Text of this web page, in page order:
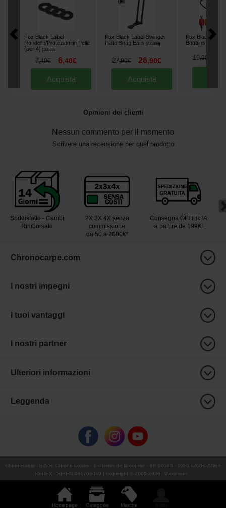
Homepage Categorie Marche
Fox Black Label
Rondelle/Protezioni in Pelle
(per 4)
[205328]
7,40€ 6,40€
Acquista
Fox Black Label Swinger
Plate Snag Ears
[205399]
27,90€ 26,90€
Acquista
Fox Black
Bobbins
19,90
Opinioni dei clienti
Nessun commento per il momento
Scrivere una recensione per quel prodotto
Soddisfatto - Cambi
Rimborsato
2X 3X 4X senza
commissione
da 50 a 2000€²
Consegna OFFERTA
a partire de 199€¹
Chronocarpe.com
I nostri impegni
I tuoi vantaggi
I nostri partner
Ulteriori informazioni
Leggenda
Chronocarpe : S.A.S. Chrono Loisirs - 1 chemin de la coume - BP 90185 - 9301 LAVELANET
CEDEX - SIREN 481703049 | Copyright © 2005-2026 ∇ ccdispo